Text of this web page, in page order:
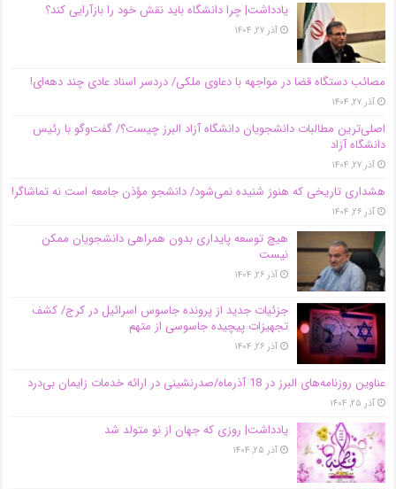
یادداشت| چرا دانشگاه باید نقش خود را بازآرایی کند؟
آذر ۲۷, ۱۴۰۴
مصائب دستگاه قضا در مواجهه با دعاوی ملکی/ دردسر اسناد عادی چند‌ دهه‌ای!
آذر ۲۷, ۱۴۰۴
اصلی‌ترین مطالبات دانشجویان دانشگاه آزاد البرز چیست؟/ گفت‌وگو با رئیس
دانشگاه آز‌اد
آذر ۲۷, ۱۴۰۴
هشداری تاریخی که هنوز شنیده نمی‌شود/ دانشجو مؤذن جامعه است نه تماشاگر!
آذر ۲۶, ۱۴۰۴
هیچ توسعه پایداری بدون همراهی دانشجویان ممکن
نیست
آذر ۲۶, ۱۴۰۴
جزئیات جدید از پرونده جاسوس اسرائیل در کرج/‌ کشف
تجهیزات پیچیده جاسوسی از متهم
آذر ۲۶, ۱۴۰۴
عناوین روزنامه‌های البرز در ‌18 آذرماه/صدرنشینی در ارائه خدمات زایمان بی‌درد
آذر ۲۵, ۱۴۰۴
یادداشت| روزی که جهان از نو متولد شد
آذر ۲۵, ۱۴۰۴